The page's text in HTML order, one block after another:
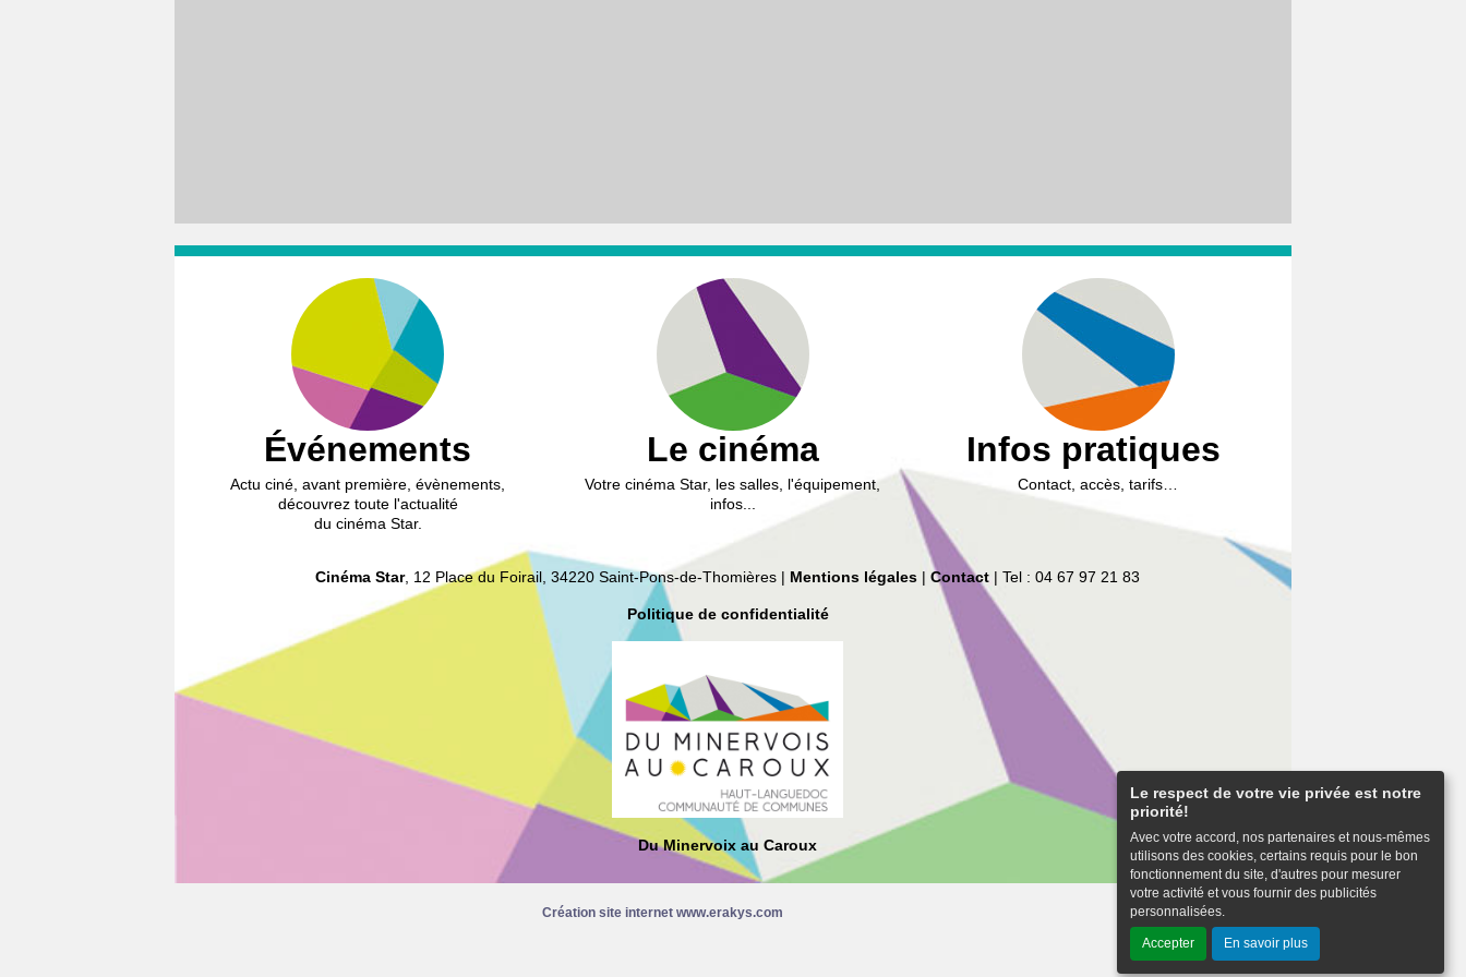
Le respect de votre vie privée est notre
priorité!
Avec votre accord, nos partenaires et nous-mêmes
utilisons des cookies, certains requis pour le bon
fonctionnement du site, d'autres pour mesurer
votre activité et vous fournir des publicités
personnalisées.
Accepter En savoir plus
Événements
Actu ciné, avant première, évènements,
découvrez toute l'actualité
du cinéma Star.
Le cinéma
Votre cinéma Star, les salles, l'équipement,
infos...
Infos pratiques
Contact, accès, tarifs…
Cinéma Star, 12 Place du Foirail, 34220 Saint-Pons-de-Thomières | Mentions légales | Contact | Tel : 04 67 97 21 83
Politique de confidentialité
Du Minervoix au Caroux
Haut de page
Création site internet www.erakys.com